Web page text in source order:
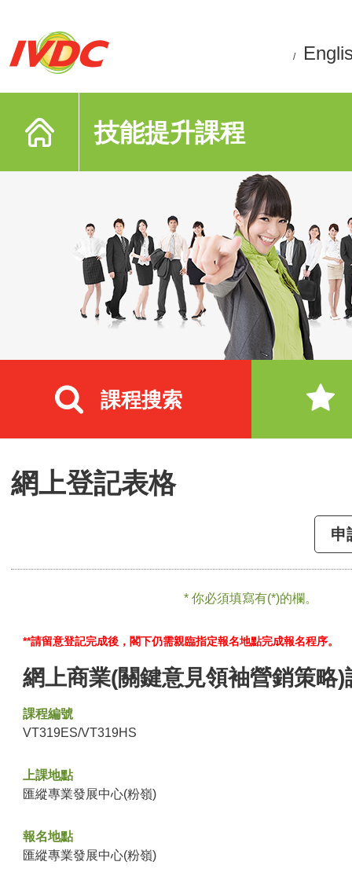
/
技能提升課程
課程搜索
網上登記表格
申
* 你必須填寫有(*)的欄。
**請留意登記完成後，閣下仍需親臨指定報名地點完成報名程序。
網上商業(關鍵意見領袖營銷策略)
課程編號
VT319ES/VT319HS
上課地點
匯縱專業發展中心(粉嶺)
報名地點
匯縱專業發展中心(粉嶺)